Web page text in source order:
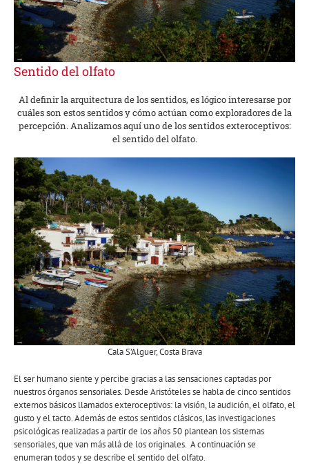
Sentido del olfato
Al definir la arquitectura de los sentidos, es lógico interesarse por
cuáles son estos sentidos y cómo actúan como exploradores de la
percepción. Analizamos aquí uno de los sentidos exteroceptivos:
el sentido del olfato.
Cala S’Alguer, Costa Brava
El ser humano siente y percibe gracias a las sensaciones captadas por
nuestros órganos sensoriales. Desde Aristóteles se habla de cinco sentidos
externos básicos llamados exteroceptivos: la visión, la audición, el olfato, el
gusto y el tacto. Además de estos sentidos clásicos, las investigaciones
psicológicas realizadas a partir de los años 50 plantean los sistemas
sensoriales, que van más allá de los originales. A continuación se
enumeran todos y se describe el sentido del olfato.